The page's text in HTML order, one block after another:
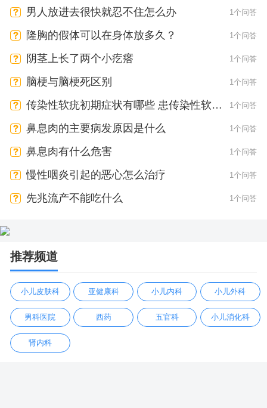
男人放进去很快就忍不住怎么办 1个问答
隆胸的假体可以在身体放多久？ 1个问答
阴茎上长了两个小疙瘩 1个问答
脑梗与脑梗死区别 1个问答
传染性软疣初期症状有哪些 患传染性软疣
会有疼痛感吗
1个问答
鼻息肉的主要病发原因是什么 1个问答
鼻息肉有什么危害 1个问答
慢性咽炎引起的恶心怎么治疗 1个问答
先兆流产不能吃什么 1个问答
推荐频道
小儿皮肤科 亚健康科 小儿内科 小儿外科
男科医院 西药 五官科 小儿消化科
肾内科